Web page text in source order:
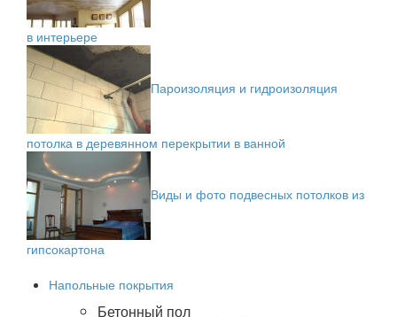
в интерьере
Пароизоляция и гидроизоляция
потолка в деревянном перекрытии в ванной
Виды и фото подвесных потолков из
гипсокартона
Напольные покрытия
Бетонный пол